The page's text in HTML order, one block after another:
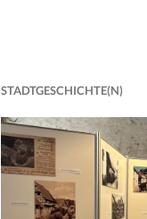
STADTGESCHICHTE(N)